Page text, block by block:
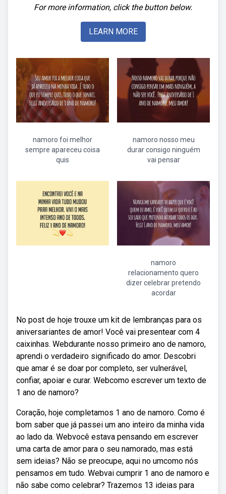
For more information, click the button below.
LEARN MORE
namoro foi melhor
sempre apareceu coisa
quis
namoro nosso meu
durar consigo ninguém
vai pensar
namoro
relacionamento quero
dizer celebrar pretendo
acordar
No post de hoje trouxe um kit de lembranças para os
aniversariantes de amor! Você vai presentear com 4
caixinhas. Webdurante nosso primeiro ano de namoro,
aprendi o verdadeiro significado do amor. Descobri
que amar é se doar por completo, ser vulnerável,
confiar, apoiar e curar. Webcomo escrever um texto de
1 ano de namoro?
Coração, hoje completamos 1 ano de namoro. Como é
bom saber que já passei um ano inteiro da minha vida
ao lado da. Webvocê estava pensando em escrever
uma carta de amor para o seu namorado, mas está
sem ideias? Não se preocupe, aqui no umcomo nós
pensamos em tudo. Webvai cumprir 1 ano de namoro e
não sabe como celebrar? Trazemos 13 ideias para